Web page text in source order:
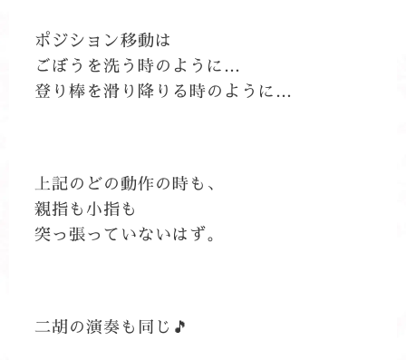
ポジション移動は
ごぼうを洗う時のように…
登り棒を滑り降りる時のように…
上記のどの動作の時も、
親指も小指も
突っ張っていないはず。
二胡の演奏も同じ🎵